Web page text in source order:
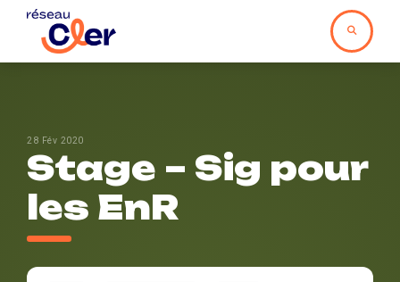
28 Fév 2020
Stage – Sig pour
les EnR